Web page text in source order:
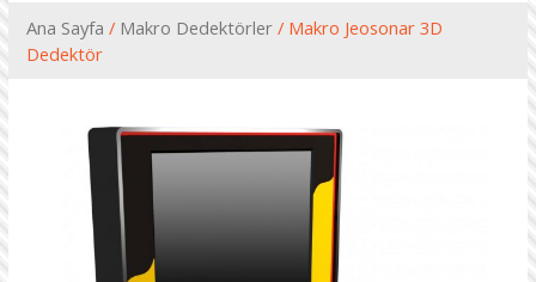
Ana Sayfa / Makro Dedektörler/ Makro Jeosonar 3D
Dedektör